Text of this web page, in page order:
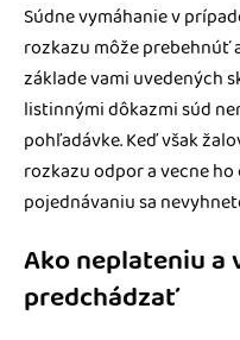
Súdne vymáhanie v
rozkazu môže prebehnúť
základe vami uvedených
listinnými dôkazmi súd
pohľadávke. Keď však
rozkazu odpor a vecne
pojednávaniu sa
Ako neplateniu
predchádzať